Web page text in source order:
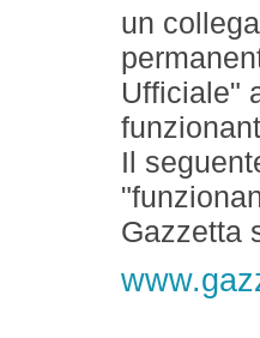
un
Ufficiale"
Il
Gazzetta